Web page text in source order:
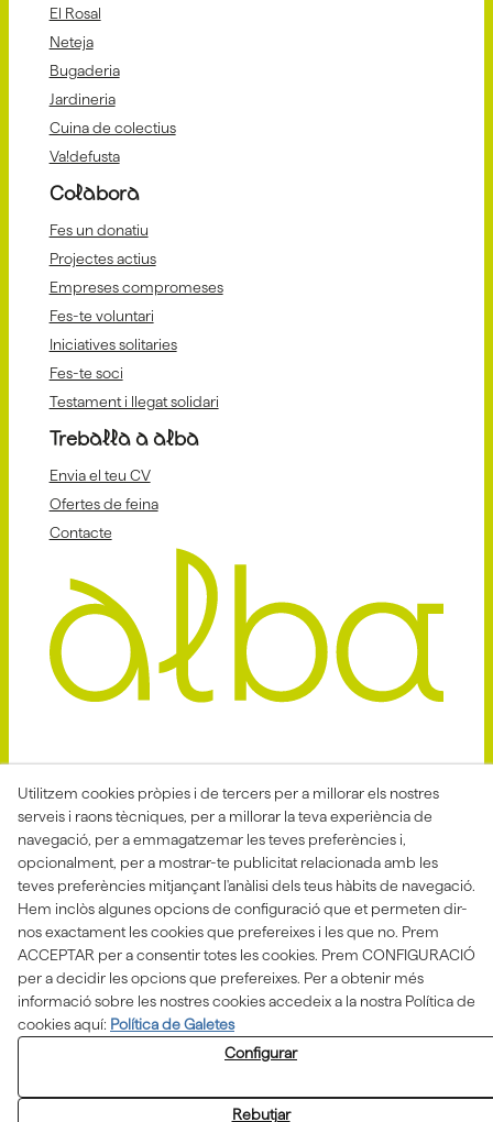
El Rosal
Neteja
Bugaderia
Jardineria
Cuina de colectius
Va!defusta
Colabora
Fes un donatiu
Projectes actius
Empreses compromeses
Fes-te voluntari
Iniciatives solitaries
Fes-te soci
Testament i llegat solidari
Treballa a alba
Envia el teu CV
Ofertes de feina
Contacte
Política de Cookies Condicions de venda
Declaració d'accessibilitat
Canal de denúncies
Aquesta actuació està impulsada i subvencionada pel
Departament d'Empresa i Treball i finançada pel Fons
Social Europeu com a part de la resposta de la Unió
Europea a la pandèmia de COVID-19.
Utilitzem cookies pròpies i de tercers per a millorar els nostres
serveis i raons tècniques, per a millorar la teva experiència de
navegació, per a emmagatzemar les teves preferències i,
opcionalment, per a mostrar-te publicitat relacionada amb les
teves preferències mitjançant l'anàlisi dels teus hàbits de navegació.
Hem inclòs algunes opcions de configuració que et permeten dir-
nos exactament les cookies que prefereixes i les que no. Prem
ACCEPTAR per a consentir totes les cookies. Prem CONFIGURACIÓ
per a decidir les opcions que prefereixes. Per a obtenir més
informació sobre les nostres cookies accedeix a la nostra Política de
cookies aquí: Política de Galetes
Configurar
Rebutjar